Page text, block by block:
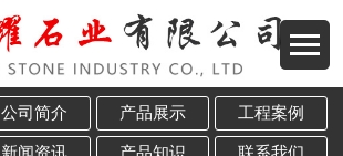
公司简介 产品展示 工程案例